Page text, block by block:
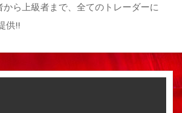
から上級者まで、全てのトレーダーに
供!!